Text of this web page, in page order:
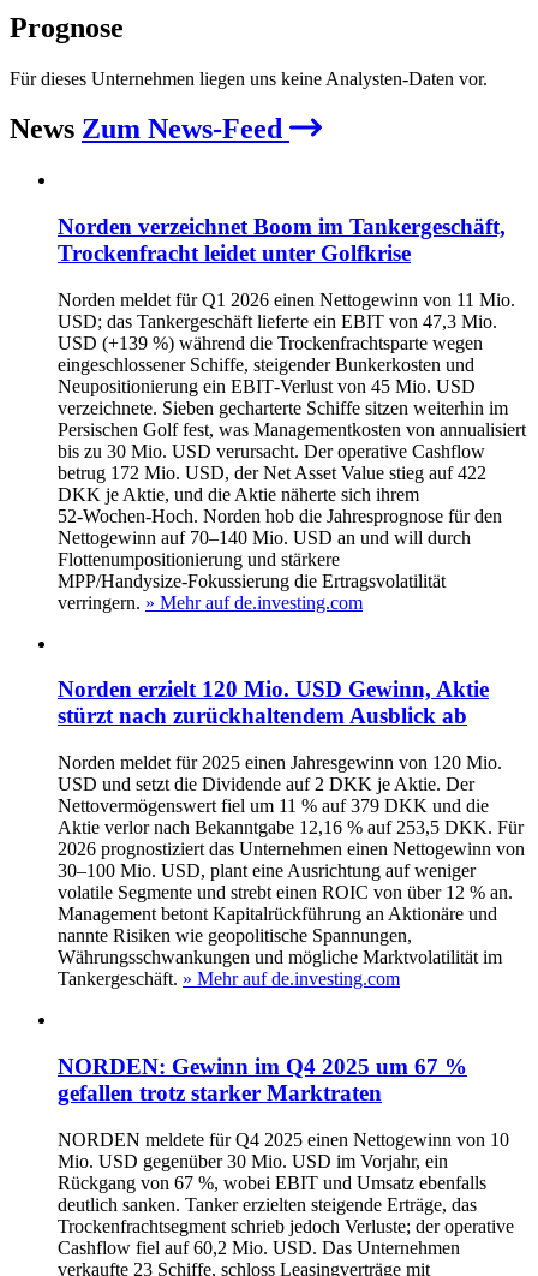
Prognose
Für dieses Unternehmen liegen uns keine Analysten-Daten vor.
News Zum News-Feed
Norden verzeichnet Boom im Tankergeschäft,
Trockenfracht leidet unter Golfkrise
Norden meldet für Q1 2026 einen Nettogewinn von 11 Mio.
USD; das Tankergeschäft lieferte ein EBIT von 47,3 Mio.
USD (+139 %) während die Trockenfrachtsparte wegen
eingeschlossener Schiffe, steigender Bunkerkosten und
Neupositionierung ein EBIT‑Verlust von 45 Mio. USD
verzeichnete. Sieben gecharterte Schiffe sitzen weiterhin im
Persischen Golf fest, was Managementkosten von annualisiert
bis zu 30 Mio. USD verursacht. Der operative Cashflow
betrug 172 Mio. USD, der Net Asset Value stieg auf 422
DKK je Aktie, und die Aktie näherte sich ihrem
52‑Wochen‑Hoch. Norden hob die Jahresprognose für den
Nettogewinn auf 70–140 Mio. USD an und will durch
Flottenumpositionierung und stärkere
MPP/Handysize‑Fokussierung die Ertragsvolatilität
verringern. » Mehr auf de.investing.com
Norden erzielt 120 Mio. USD Gewinn, Aktie
stürzt nach zurückhaltendem Ausblick ab
Norden meldet für 2025 einen Jahresgewinn von 120 Mio.
USD und setzt die Dividende auf 2 DKK je Aktie. Der
Nettovermögenswert fiel um 11 % auf 379 DKK und die
Aktie verlor nach Bekanntgabe 12,16 % auf 253,5 DKK. Für
2026 prognostiziert das Unternehmen einen Nettogewinn von
30–100 Mio. USD, plant eine Ausrichtung auf weniger
volatile Segmente und strebt einen ROIC von über 12 % an.
Management betont Kapitalrückführung an Aktionäre und
nannte Risiken wie geopolitische Spannungen,
Währungsschwankungen und mögliche Marktvolatilität im
Tankergeschäft. » Mehr auf de.investing.com
NORDEN: Gewinn im Q4 2025 um 67 %
gefallen trotz starker Markt­raten
NORDEN meldete für Q4 2025 einen Nettogewinn von 10
Mio. USD gegenüber 30 Mio. USD im Vorjahr, ein
Rückgang von 67 %, wobei EBIT und Umsatz ebenfalls
deutlich sanken. Tanker erzielten steigende Erträge, das
Trockenfrachtsegment schrieb jedoch Verluste; der operative
Cashflow fiel auf 60,2 Mio. USD. Das Unternehmen
verkaufte 23 Schiffe, schloss Leasingverträge mit